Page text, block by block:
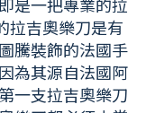
拉吉奧樂刀是有
騰裝飾的法國手
為其源自法國阿
一支拉吉奧樂刀